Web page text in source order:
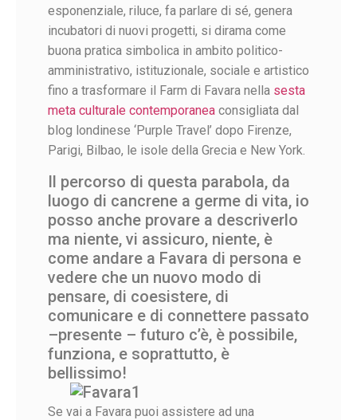
esponenziale, riluce, fa parlare di sé, genera
incubatori di nuovi progetti, si dirama come
buona pratica simbolica in ambito politico-
amministrativo, istituzionale, sociale e artistico
fino a trasformare il Farm di Favara nella sesta
meta culturale contemporanea consigliata dal
blog londinese ‘Purple Travel’ dopo Firenze,
Parigi, Bilbao, le isole della Grecia e New York.
Il percorso di questa parabola, da
luogo di cancrene a germe di vita, io
posso anche provare a descriverlo
ma niente, vi assicuro, niente, è
come andare a Favara di persona e
vedere che un nuovo modo di
pensare, di coesistere, di
comunicare e di connettere passato
–presente – futuro c’è, è possibile,
funziona, e soprattutto, è
bellissimo!
Se vai a Favara puoi assistere ad una